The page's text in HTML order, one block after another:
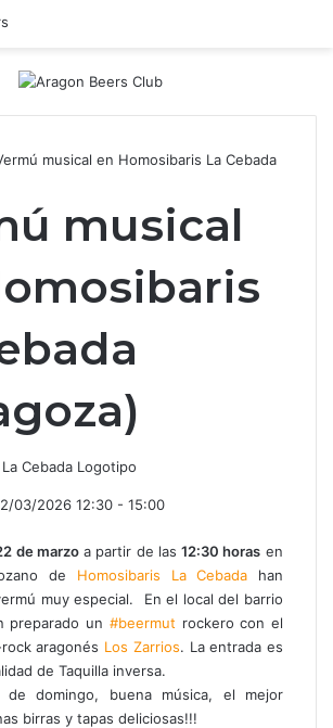
musical en Homosibaris La Cebada
musical
03/2026 12:30 - 15:00
de marzo a partir de las 12:30 horas en
de Homosibaris LaCebada han
muy especial. En el local del barrio
preparado un #beermut rockero con el
aragonés Los Zarrios. La entrada es
de Taquilla inversa.
de domingo, buena música, el mejor
birras y tapas deliciosas!!!